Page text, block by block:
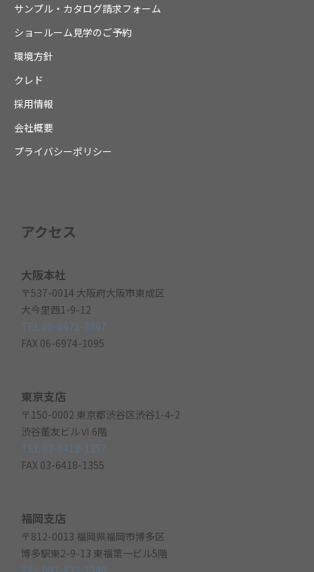
サンプル・カタログ請求フォーム
ショールーム見学のご予約
環境方針
クレド
採用情報
会社概要
プライバシーポリシー
アクセス
大阪本社
〒537-0014 大阪府大阪市東成区
大今里西1-9-12
TEL 06-6971-3897
FAX 06-6974-1095
東京支店
〒150-0002 東京都渋谷区渋谷1-4-2
渋谷董友ビルⅥ 6階
TEL 03-6418-1357
FAX 03-6418-1355
福岡支店
〒812-0013 福岡県福岡市博多区
博多駅東2-9-13 東福第一ビル5階